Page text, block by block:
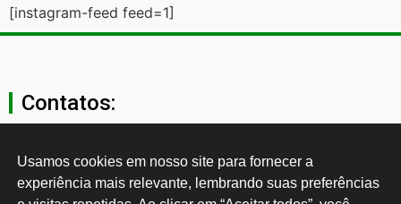
[instagram-feed feed=1]
Contatos:
secgeral@ctb.org.br
11 3874-0040
Usamos cookies em nosso site para fornecer a
experiência mais relevante, lembrando suas preferências